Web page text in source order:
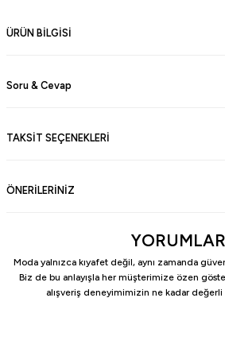
ÜRÜN BİLGİSİ
Soru & Cevap
TAKSİT SEÇENEKLERİ
ÖNERİLERİNİZ
YORUMLAR
Moda yalnızca kıyafet değil, aynı zamanda
Biz de bu anlayışla her müşterimize özen
alışveriş deneyimimizin ne kadar değerli